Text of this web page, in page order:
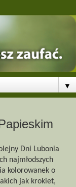
▼
Dni Lubonia
najmłodszych
kolorowanek o
jak krokiet,